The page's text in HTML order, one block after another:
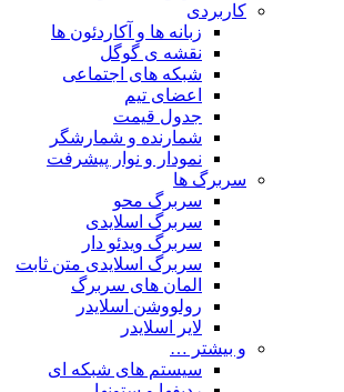
کاربردی
زبانه ها و آکاردئون ها
نقشه ی گوگل
شبکه های اجتماعی
اعضای تیم
جدول قیمت
شمارنده و شمارشگر
نمودار و نوار پیشرفت
سربرگ ها
سربرگ محو
سربرگ اسلایدی
سربرگ ویدئو دار
سربرگ اسلایدی متن ثابت
المان های سربرگ
رولووشن اسلایدر
لایر اسلایدر
و بیشتر …
سیستم های شبکه ای